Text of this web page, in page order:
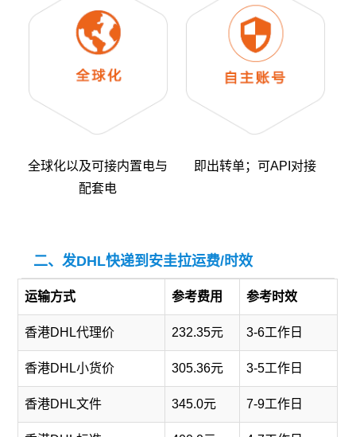
全球化以及可接内置电与
配套电
即出转单；可API对接
二、发DHL快递到安圭拉运费/时效
运输方式 参考费用 参考时效
香港DHL代理价 232.35元 3-6工作日
香港DHL小货价 305.36元 3-5工作日
香港DHL文件 345.0元 7-9工作日